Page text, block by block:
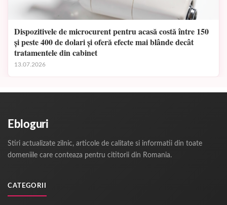
Dispozitivele de microcurent pentru acasă costă între 150
și peste 400 de dolari și oferă efecte mai blânde decât
tratamentele din cabinet
13.07.2026
Ebloguri
Stiri actualizate zilnic, articole de calitate si informatii din toate
domeniile care conteaza pentru cititorii din Romania.
CATEGORII